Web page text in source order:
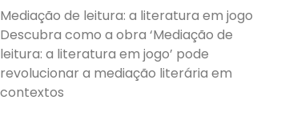
Mediação de leitura: a literatura em jogo
Descubra como a obra ‘Mediação de
leitura: a literatura em jogo’ pode
revolucionar a mediação literária em
contextos